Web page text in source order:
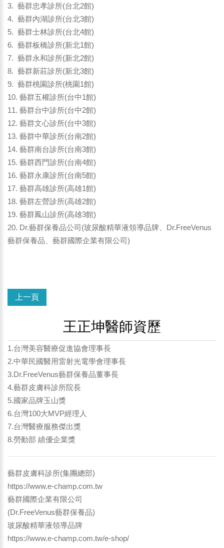
3. 藝群忠孝診所(台北2館)
4. 藝群內湖診所(台北3館)
5. 藝群士林診所(台北4館)
6. 藝群板橋診所(新北1館)
7. 藝群永和診所(新北2館)
8. 藝群新莊診所(新北3館)
9. 藝群桃園診所(桃園1館)
10. 藝群五權診所(台中1館)
11. 藝群台中診所(台中2館)
12. 藝群文心診所(台中3館)
13. 藝群中華診所(台南2館)
14. 藝群南台診所(台南3館)
15. 藝群西門診所(台南4館)
16. 藝群永康診所(台南5館)
17. 藝群高雄診所(高雄1館)
18. 藝群左營診所(高雄2館)
19. 藝群鳳山診所(高雄3館)
20. Dr.藝群保養品公司(玻尿酸精華液領導品牌、Dr.FreeVenus
藝群保養品、藝群國際企業有限公司)
上一頁
王正坤醫師資歷
1.台灣美容醫療促進協會理事長
2.中華民國醫用雷射光電學會理事長
3.Dr.FreeVenus藝群保養品董事長
4.藝群皮膚科診所院長
5.國家品牌玉山獎
6.台灣100大MVP經理人
7.台灣醫療服務傑出獎
8.勞動部 績優企業獎
藝群皮膚科診所(集團總部)
https://www.e-champ.com.tw
藝群國際企業有限公司
(Dr.FreeVenus藝群保養品)
玻尿酸精華液領導品牌
https://www.e-champ.com.tw/e-shop/